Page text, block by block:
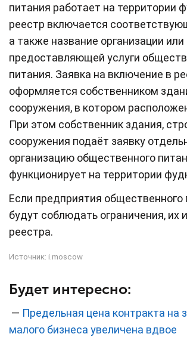
питания работает на территории
реестр включается
а также название организации
предоставляющей услуги
питания. Заявка на включение в
оформляется собственником
сооружения, в котором
При этом собственник здания,
сооружения подаёт заявку
организацию общественного
функционирует на территории
Если предприятия общественного
будут соблюдать ограничения, их
реестра.
Источник: i.moscow
Будет интересно:
— Предельная цена контракта на
малого бизнеса увеличена вдвое